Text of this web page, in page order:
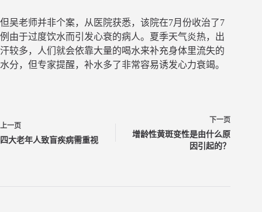
但吴老师并非个案，从医院获悉，该院在7月份收治了7
例由于过度饮水而引发心衰的病人。夏季天气炎热，出
汗较多，人们就会依靠大量的喝水来补充身体里流失的
水分，但专家提醒，补水多了非常容易诱发心力衰竭。
上一页
四大老年人致盲疾病需重视
下一页
增龄性黄斑变性是由什么原
因引起的？